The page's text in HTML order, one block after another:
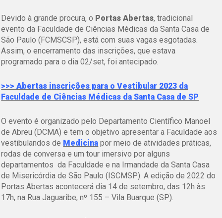
Devido à grande procura, o Portas Abertas, tradicional
evento da Faculdade de Ciências Médicas da Santa Casa de
São Paulo (FCMSCSP), está com suas vagas esgotadas.
Assim, o encerramento das inscrições, que estava
programado para o dia 02/set, foi antecipado.
>>> Abertas inscrições para o Vestibular 2023 da
Faculdade de Ciências Médicas da Santa Casa de SP
O evento é organizado pelo Departamento Científico Manoel
de Abreu (DCMA) e tem o objetivo apresentar a Faculdade aos
vestibulandos de Medicina por meio de atividades práticas,
rodas de conversa e um tour imersivo por alguns
departamentos da Faculdade e na Irmandade da Santa Casa
de Misericórdia de São Paulo (ISCMSP). A edição de 2022 do
Portas Abertas acontecerá dia 14 de setembro, das 12h às
17h, na Rua Jaguaribe, nº 155 – Vila Buarque (SP).